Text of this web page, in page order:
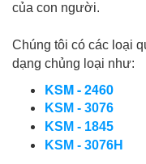
của con người.
Chúng tôi có các loại
dạng chủng loại như:
KSM - 2460
KSM - 3076
KSM - 1845
KSM - 3076H